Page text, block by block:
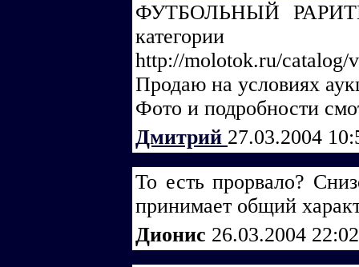
ФУТБОЛЬНЫЙ
категории
http://molotok.ru/catalog/
Продаю на условиях
Фото и подробности
Дмитрий 27.03.2004
То есть прорвало?
принимает общий
Дионис 26.03.2004